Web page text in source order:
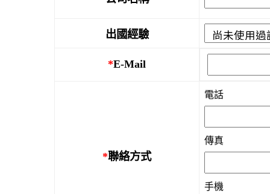
出國經驗
*E-Mail
*聯絡方式
電話
傳真
手機